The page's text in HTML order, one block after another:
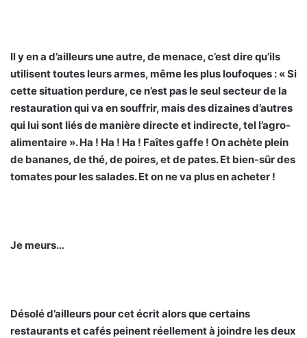
Il y en a d’ailleurs une autre, de menace, c’est dire qu’ils
utilisent toutes leurs armes, même les plus loufoques : « Si
cette situation perdure, ce n’est pas le seul secteur de la
restauration qui va en souffrir, mais des dizaines d’autres
qui lui sont liés de manière directe et indirecte, tel l’agro-
alimentaire ». Ha ! Ha ! Ha ! Faîtes gaffe ! On achète plein
de bananes, de thé, de poires, et de pates. Et bien-sûr des
tomates pour les salades. Et on ne va plus en acheter !
Je meurs…
Désolé d’ailleurs pour cet écrit alors que certains
restaurants et cafés peinent réellement à joindre les deux